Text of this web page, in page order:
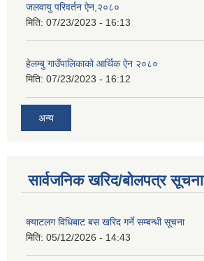
जलवायु परिवर्तन ऐन,२०८०
मिति: 07/23/2023 - 16:13
हेलम्बु गाउँपालिकाको आर्थिक ऐन २०८०
मिति: 07/23/2023 - 16:12
अन्य
सार्वजनिक खरिद/बोलपत्र सूचना
क्याटलग विधिबाट बस खरिद गर्ने सम्बन्धी सूचना
मिति: 05/12/2026 - 14:43